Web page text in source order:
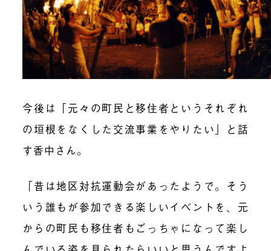
今後は「元々の町民と移住者というそれぞれ
の垣根をなくした交流事業をやりたい」と話
す香中さん。
「昔は地区対抗運動会があったようで。そう
いう誰もが参加できる楽しいイベントを、元
からの町民も移住者もごっちゃになって楽し